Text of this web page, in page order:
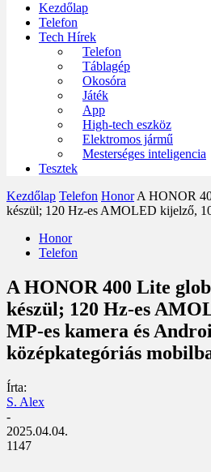
Kezdőlap
Telefon
Tech Hírek
Telefon
Táblagép
Okosóra
Játék
App
High-tech eszköz
Elektromos jármű
Mesterséges inteligencia
Tesztek
Kezdőlap Telefon Honor A HONOR
készül; 120 Hz-es AMOLED kijelző,
Honor
Telefon
A HONOR 400 Lite
készül; 120 Hz-es
MP-es kamera és
középkategóriás
Írta:
S. Alex
-
2025.04.04.
1147